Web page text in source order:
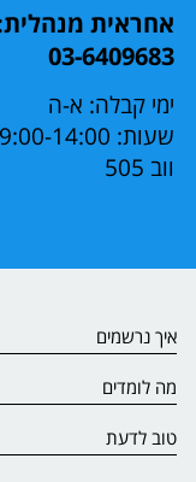
אחראית
03-6409683
ימי קבלה: א-ה
שעות: 9:00-14:00
ווב 505
איך נרשמים
מה לומדים
טוב לדעת